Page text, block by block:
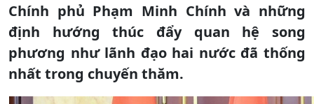
Chính phủ Phạm Minh Chính và những
định hướng thúc đẩy quan hệ song
phương như lãnh đạo hai nước đã thống
nhất trong chuyến thăm.